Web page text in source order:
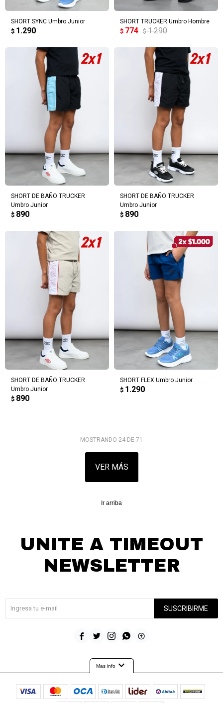
SHORT SYNC Umbro Junior
$ 1.290
SHORT TRUCKER Umbro Hombre
$ 774 $ 1.290
SHORT DE BAÑO TRUCKER
Umbro Junior
$ 890
SHORT DE BAÑO TRUCKER
Umbro Junior
$ 890
SHORT DE BAÑO TRUCKER
Umbro Junior
$ 890
SHORT FLEX Umbro Junior
$ 1.290
MOSTRANDO 24 DE 71
VER MÁS
Ir arriba
UNITE A TIMEOUT
NEWSLETTER
SUSCRIBIRME
    
Mas infoexpand_more